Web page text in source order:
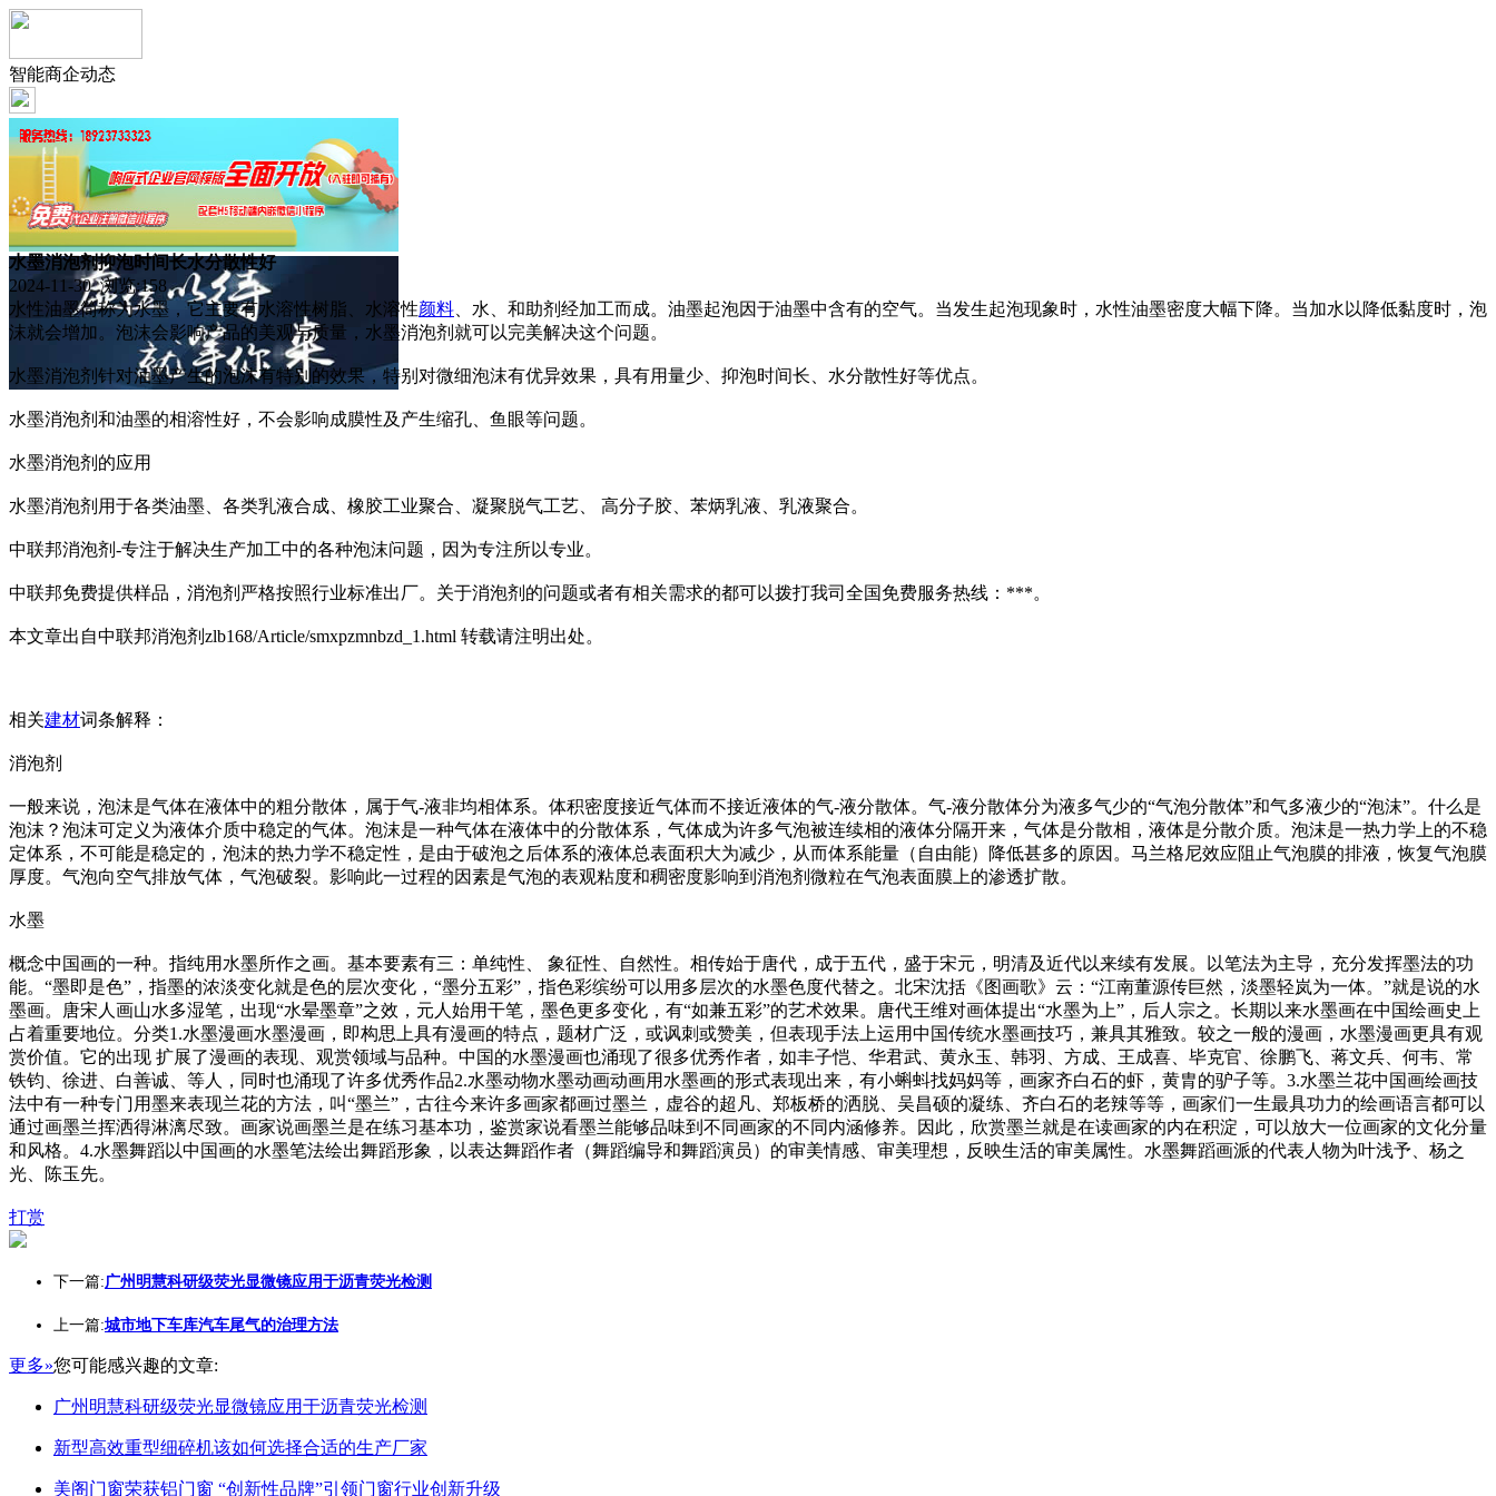
智能商企动态
水墨消泡剂抑泡时间长水分散性好
2024-11-30 浏览:158
水性油墨简称为水墨，它主要有水溶性树脂、水溶性颜料 、水、和助剂经加工而成。油墨起泡因于油墨中含有的空气。当发生起泡现象时，水性油墨密度大幅下降。当加水以降低黏度时，泡
沫就会增加。泡沫会影响产品的美观与质量，水墨消泡剂就可以完美解决这个问题。
水墨消泡剂针对油墨产生的泡沫有特别的效果，特别对微细泡沫有优异效果，具有用量少、抑泡时间长、水分散性好等优点。
水墨消泡剂和油墨的相溶性好，不会影响成膜性及产生缩孔、鱼眼等问题。
水墨消泡剂的应用
水墨消泡剂用于各类油墨、各类乳液合成、橡胶工业聚合、凝聚脱气工艺、 高分子胶、苯炳乳液、乳液聚合。
中联邦消泡剂-专注于解决生产加工中的各种泡沫问题，因为专注所以专业。
中联邦免费提供样品，消泡剂严格按照行业标准出厂。关于消泡剂的问题或者有相关需求的都可以拨打我司全国免费服务热线：***。
本文章出自中联邦消泡剂zlb168/Article/smxpzmnbzd_1.html 转载请注明出处。
相关建材词条解释：
消泡剂
一般来说，泡沫是气体在液体中的粗分散体，属于气-液非均相体系。体积密度接近气体而不接近液体的气-液分散体。气-液分散体分为液多气少的“气泡分散体”和气多液少的“泡沫”。什么是
泡沫？泡沫可定义为液体介质中稳定的气体。泡沫是一种气体在液体中的分散体系，气体成为许多气泡被连续相的液体分隔开来，气体是分散相，液体是分散介质。泡沫是一热力学上的不稳
定体系，不可能是稳定的，泡沫的热力学不稳定性，是由于破泡之后体系的液体总表面积大为减少，从而体系能量（自由能）降低甚多的原因。马兰格尼效应阻止气泡膜的排液，恢复气泡膜
厚度。气泡向空气排放气体，气泡破裂。影响此一过程的因素是气泡的表观粘度和稠密度影响到消泡剂微粒在气泡表面膜上的渗透扩散。
水墨
概念中国画的一种。指纯用水墨所作之画。基本要素有三：单纯性、 象征性、自然性。相传始于唐代，成于五代，盛于宋元，明清及近代以来续有发展。以笔法为主导，充分发挥墨法的功
能。“墨即是色”，指墨的浓淡变化就是色的层次变化，“墨分五彩”，指色彩缤纷可以用多层次的水墨色度代替之。北宋沈括《图画歌》云：“江南董源传巨然，淡墨轻岚为一体。”就是说的水
墨画。唐宋人画山水多湿笔，出现“水晕墨章”之效，元人始用干笔，墨色更多变化，有“如兼五彩”的艺术效果。唐代王维对画体提出“水墨为上”，后人宗之。长期以来水墨画在中国绘画史上
占着重要地位。分类1.水墨漫画水墨漫画，即构思上具有漫画的特点，题材广泛，或讽刺或赞美，但表现手法上运用中国传统水墨画技巧，兼具其雅致。较之一般的漫画，水墨漫画更具有观
赏价值。它的出现 扩展了漫画的表现、观赏领域与品种。中国的水墨漫画也涌现了很多优秀作者，如丰子恺、华君武、黄永玉、韩羽、方成、王成喜、毕克官、徐鹏飞、蒋文兵、何韦、常
铁钧、徐进、白善诚、等人，同时也涌现了许多优秀作品2.水墨动物水墨动画动画用水墨画的形式表现出来，有小蝌蚪找妈妈等，画家齐白石的虾，黄胄的驴子等。3.水墨兰花中国画绘画技
法中有一种专门用墨来表现兰花的方法，叫“墨兰”，古往今来许多画家都画过墨兰，虚谷的超凡、郑板桥的洒脱、吴昌硕的凝练、齐白石的老辣等等，画家们一生最具功力的绘画语言都可以
通过画墨兰挥洒得淋漓尽致。画家说画墨兰是在练习基本功，鉴赏家说看墨兰能够品味到不同画家的不同内涵修养。因此，欣赏墨兰就是在读画家的内在积淀，可以放大一位画家的文化分量
和风格。4.水墨舞蹈以中国画的水墨笔法绘出舞蹈形象，以表达舞蹈作者（舞蹈编导和舞蹈演员）的审美情感、审美理想，反映生活的审美属性。水墨舞蹈画派的代表人物为叶浅予、杨之
光、陈玉先。
打赏
下一篇:广州明慧科研级荧光显微镜应用于沥青荧光检测
上一篇:城市地下车库汽车尾气的治理方法
更多»您可能感兴趣的文章:
广州明慧科研级荧光显微镜应用于沥青荧光检测
新型高效重型细碎机该如何选择合适的生产厂家
美阁门窗荣获铝门窗 “创新性品牌”引领门窗行业创新升级